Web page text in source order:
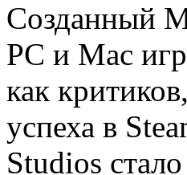
Созданный
PC и Mac
как
успеха в
Studios